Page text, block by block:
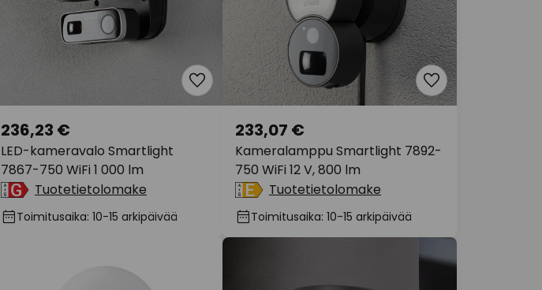
LED-kameravalo Smartlight
7867-750 WiFi 1 000 lm
236,23 €
Tuotetietolomake
Toimitusaika: 10-15 arkipäivää
Kameralamppu Smartlight 7892-
750 WiFi 12 V, 800 lm
233,07 €
Tuotetietolomake
Toimitusaika: 10-15 arkipäivää